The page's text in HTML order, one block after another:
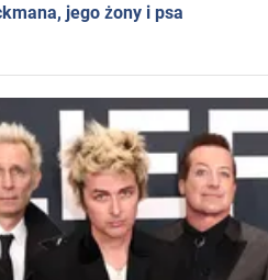
jego żony i psa